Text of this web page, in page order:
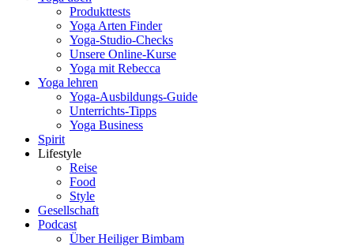
Produkttests
Yoga Arten Finder
Yoga-Studio-Checks
Unsere Online-Kurse
Yoga mit Rebecca
Yoga lehren
Yoga-Ausbildungs-Guide
Unterrichts-Tipps
Yoga Business
Spirit
Lifestyle
Reise
Food
Style
Gesellschaft
Podcast
Über Heiliger Bimbam